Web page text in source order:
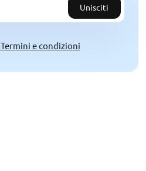
Unisciti
Termini e condizioni